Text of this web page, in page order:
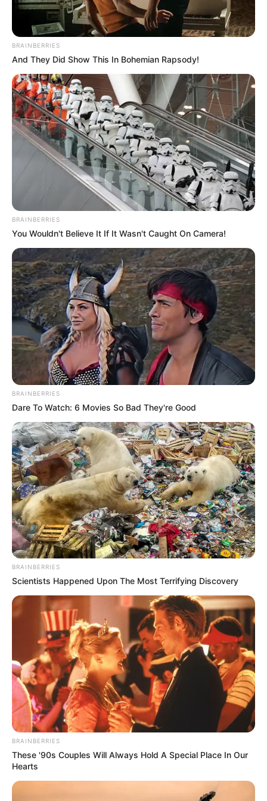
Cassiopeia Therme in Badenweiler - Im
umgebauten und erweiterten ehemaligen
Markgrafenbad von Badenweiler befindet sich eine
großes Erholungs- und Wellnessbad mit mehreren
Thermalbädern, Außenbecken und
Saunalandschaft. Informationen unter
www.badenw
eiler.de.
Schloss Bürgeln - Das Rokokoschloss liegt in den
Weinbergen zwischen südlichem Schwarzwald und
Rhein. Informationen unterwww.schlossbuergeln.d
Vogelpark Steinen - Der Vogelpark gehört zu den
reizvollsten Ausflugszielen im Schwarzwald.
Schloss Beuggen - Mit Neuem Schloss, Altem
Schloss und Schlosskirche besitzt die fast 600
Jahre alte, zur Stadt Rheinfelden gehörende Anlage
eine beeindruckende Größe. Das unmittelbar am
Rhein stehende Schloss ist von einem
Wassergraben umgeben. Es diente einst als
Kommende des Deutschritterordens. Informationen
unterde.wikipedia.org/wiki/Schloss Beuggen.
Tschamberhöhle - Unmittelbar am Hochrhein, nahe
dem Schloss Beuggen, befindet sich die von einem
Bach durchflossenen Höhle, die ein beliebtes
befindet. Informationen unterde.wikipedia.org/wiki/T
schamberhöhle.
Erdmannshöhle - Eine Schauhöhle in der Gemeinde
Hasel mit sehr alten und sehr großen Tropfsteinen.
Informationen unterde.wikipedia.org/wiki/Erdmanns
höhle.
Weitere Ausflugsziele und Sehenswürdigkeiten sind
in der erweitertenUmkreissuche für Todtnauund
unterTagesausflugsziele für Todtnau
gibt die Möglichkeit fehlende Ausflugstipps einzutra
Veranstaltung Todtnau eintragen
Hier geht es zu den schönsten Ausflugszielen in
ganz Deutschland
BRAINBERRIES
And They Did Show This In Bohemian Rapsody!
BRAINBERRIES
You Wouldn't Believe It If It Wasn't Caught On Camera!
BRAINBERRIES
Dare To Watch: 6 Movies So Bad They're Good
BRAINBERRIES
Scientists Happened Upon The Most Terrifying Discovery
BRAINBERRIES
These '90s Couples Will Always Hold A Special Place In Our
Hearts